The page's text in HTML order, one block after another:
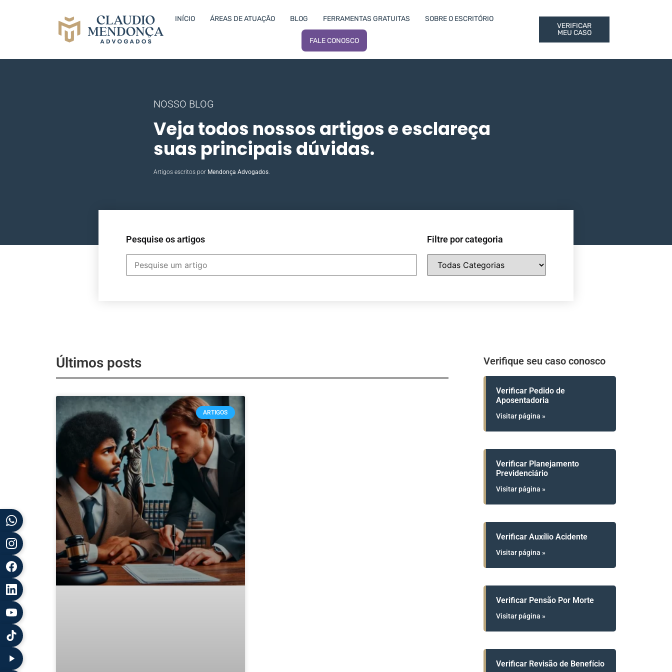
INÍCIO ÁREAS DE ATUAÇÃO BLOG FERRAMENTAS GRATUITAS SOBRE O ESCRITÓRIO
FALE CONOSCO
VERIFICAR
MEU CASO
NOSSO BLOG
Veja todos nossos artigos e esclareça
suas principais dúvidas.
Artigos escritos por Mendonça Advogados.
Pesquise os artigos Filtre por categoria
Últimos posts
ARTIGOS
Verifique seu caso conosco
Verificar Pedido de
Aposentadoria
Visitar página »
Verificar Planejamento
Previdenciário
Visitar página »
Verificar Auxílio Acidente
Visitar página »
Verificar Pensão Por Morte
Visitar página »
Verificar Revisão de Benefício